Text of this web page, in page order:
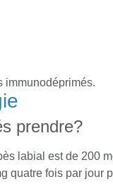
immunodéprimés.
prendre?
labial est de 200
quatre fois par jour